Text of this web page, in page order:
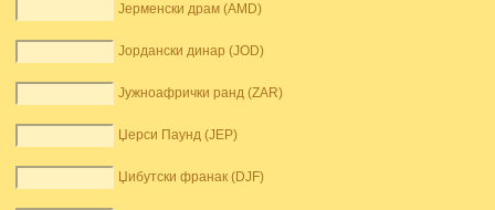
Јерменски драм (AMD)
Јордански динар (JOD)
Јужноафрички ранд (ZAR)
Џерси Паунд (JEP)
Џибутски франак (DJF)